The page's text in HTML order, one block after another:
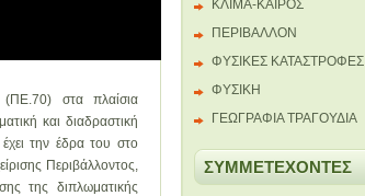
(ΠΕ.70) στα πλαίσια
και διαδραστική
την έδρα του στο
Περιβάλλοντος,
της διπλωματικής
ΚΛΙΜΑ-ΚΑΙΡΟΣ
ΠΕΡΙΒΑΛΛΟΝ
ΦΥΣΙΚΕΣ ΚΑΤΑΣΤΡΟΦΕΣ
ΦΥΣΙΚΗ
ΓΕΩΓΡΑΦΙΑ ΤΡΑΓΟΥΔΙΑ
ΣΥΜΜΕΤΕΧΟΝΤΕΣ